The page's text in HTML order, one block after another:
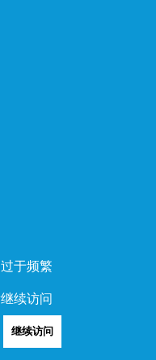
于频繁
续访问
继续访问